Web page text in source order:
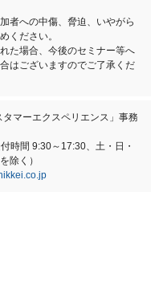
者への中傷、脅迫、いやがら
ください。
た場合、今後のセミナー等へ
はございますのでご了承くだ
マーエクスペリエンス」事務
時間 9:30～17:30、土・日・
除く）